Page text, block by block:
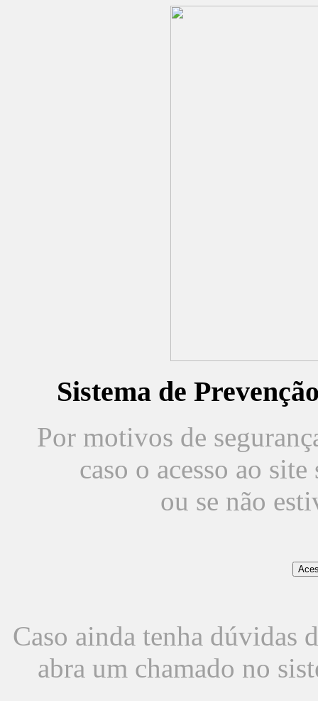
Sistema de
Por motivos de
caso o acesso ao
ou se não
Caso ainda tenha dúvidas
abra um chamado no